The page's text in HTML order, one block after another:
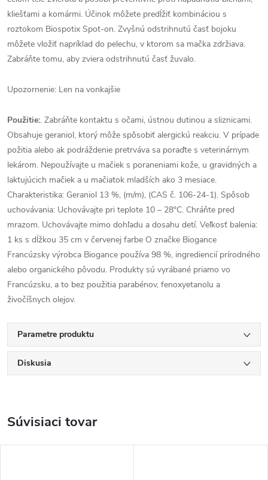
kliešťami a komármi. Účinok môžete predĺžiť kombináciou s
roztokom Biospotix Spot-on. Zvyšnú odstrihnutú časť bojoku
môžete vložiť napríklad do pelechu, v ktorom sa mačka zdržiava.
Zabráňte tomu, aby zviera odstrihnutú časť žuvalo.
Upozornenie: Len na vonkajšie
Použitie:. Zabráňte kontaktu s očami, ústnou dutinou a sliznicami.
Obsahuje geraniol, ktorý môže spôsobiť alergickú reakciu. V prípade
požitia alebo ak podráždenie pretrváva sa poraďte s veterinárnym
lekárom. Nepoužívajte u mačiek s poraneniami kože, u gravidných a
laktujúcich mačiek a u mačiatok mladších ako 3 mesiace.
Charakteristika: Geraniol 13 %, (m/m), (CAS č. 106-24-1). Spôsob
uchovávania: Uchovávajte pri teplote 10 – 28°C. Chráňte pred
mrazom. Uchovávajte mimo dohľadu a dosahu detí. Veľkosť balenia:
1 ks s dĺžkou 35 cm v červenej farbe O značke Biogance
Francúzsky výrobca Biogance používa 98 %, ingrediencií prírodného
alebo organického pôvodu. Produkty sú vyrábané priamo vo
Francúzsku, a to bez použitia parabénov, fenoxyetanolu a
živočíšnych olejov.
Parametre produktu
Diskusia
Súvisiaci tovar